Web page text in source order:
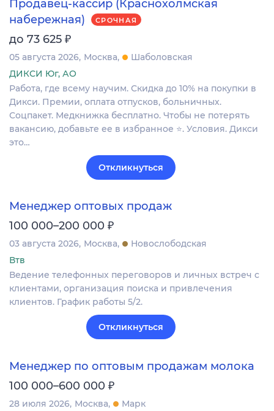
Продавец-кассир (Краснохолмская
набережная)
СРОЧНАЯ
до 73 625 ₽
05 августа 2026 Москва
Шаболовская
ДИКСИ Юг, АО
Работа, где всему научим. Скидка до 10% на покупки в
Дикси. Премии, оплата отпусков, больничных.
Соцпакет. Медкнижка бесплатно. Чтобы не потерять
вакансию, добавьте ее в избранное ⭐. Условия. Дикси
это…
Откликнуться
Менеджер оптовых продаж
100 000–200 000 ₽
03 августа 2026 Москва
Новослободская
Втв
Ведение телефонных переговоров и личных встреч с
клиентами, организация поиска и привлечения
клиентов. График работы 5/2.
Откликнуться
Менеджер по оптовым продажам молока
100 000–600 000 ₽
28 июля 2026 Москва
Марк